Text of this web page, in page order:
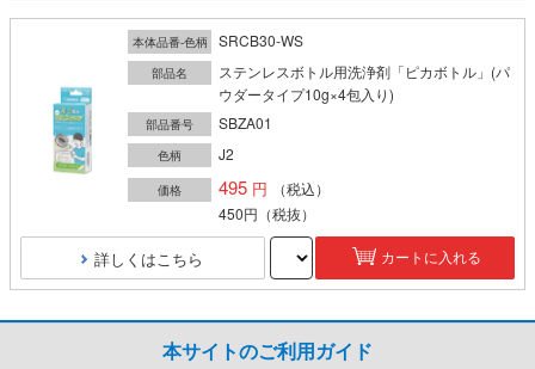
本体品番-色柄 SRCB30-WS
部品名
ステンレスボトル用洗浄剤「ピカボトル」(パ
ウダータイプ10g×4包入り)
部品番号 SBZA01
色柄 J2
価格 495
（税込）
450円 （税抜）
詳しくはこちら カートに入れる
本サイトのご利用ガイド